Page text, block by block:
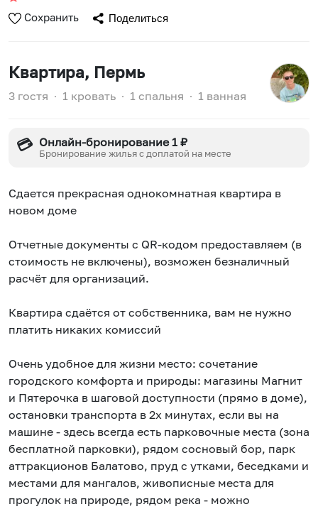
Сохранить Поделиться
Квартира, Пермь
3 гостя ∙ 1 кровать ∙ 1 спальня ∙ 1 ванная
💳 Онлайн-бронирование 1 ₽
Бронирование жилья с доплатой на месте
Сдается прекрасная однокомнатная квартира в
новом доме
Отчетные документы с QR-кодом предоставляем (в
стоимость не включены), возможен безналичный
расчёт для организаций.
Квартира сдаётся от собственника, вам не нужно
платить никаких комиссий
Очень удобное для жизни место: сочетание
городского комфорта и природы: магазины Магнит
и Пятерочка в шаговой доступности (прямо в доме),
остановки транспорта в 2х минутах, если вы на
машине - здесь всегда есть парковочные места (зона
бесплатной парковки), рядом сосновый бор, парк
аттракционов Балатово, пруд с утками, беседками и
местами для мангалов, живописные места для
прогулок на природе, рядом река - можно